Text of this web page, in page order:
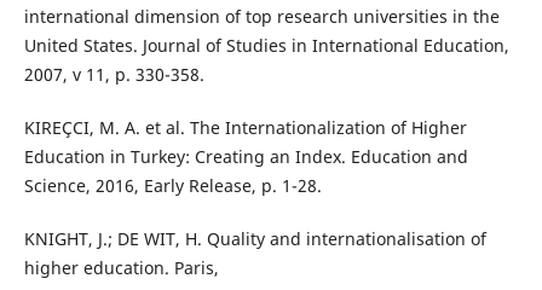
international dimension of top research universities in the
United States. Journal of Studies in International Education,
2007, v 11, p. 330-358.
KIREÇCI, M. A. et al. The Internationalization of Higher
Education in Turkey: Creating an Index. Education and
Science, 2016, Early Release, p. 1-28.
KNIGHT, J.; DE WIT, H. Quality and internationalisation of
higher education. Paris,